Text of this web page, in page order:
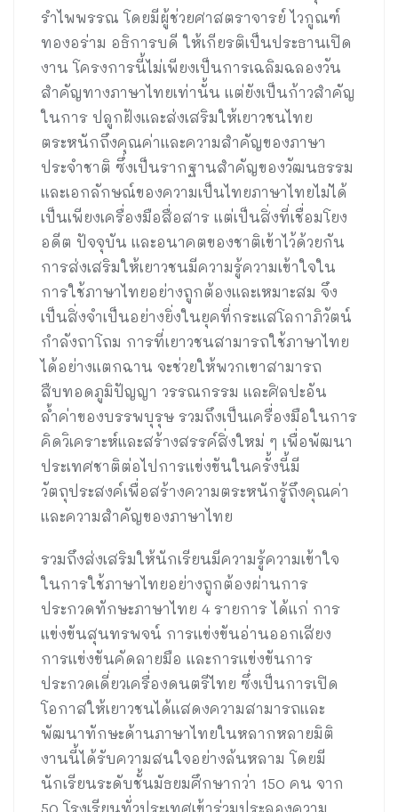
รำไพพรรณ โดยมีผู้ช่วยศาสตราจารย์ ไวกูณฑ์
ทองอร่าม อธิการบดี ให้เกียรติเป็นประธานเปิด
งาน โครงการนี้ไม่เพียงเป็นการเฉลิมฉลองวัน
สำคัญทางภาษาไทยเท่านั้น แต่ยังเป็นก้าวสำคัญ
ในการ ปลูกฝังและส่งเสริมให้เยาวชนไทย
ตระหนักถึงคุณค่าและความสำคัญของภาษา
ประจำชาติ ซึ่งเป็นรากฐานสำคัญของวัฒนธรรม
และเอกลักษณ์ของความเป็นไทยภาษาไทยไม่ได้
เป็นเพียงเครื่องมือสื่อสาร แต่เป็นสิ่งที่เชื่อมโยง
อดีต ปัจจุบัน และอนาคตของชาติเข้าไว้ด้วยกัน
การส่งเสริมให้เยาวชนมีความรู้ความเข้าใจใน
การใช้ภาษาไทยอย่างถูกต้องและเหมาะสม จึง
เป็นสิ่งจำเป็นอย่างยิ่งในยุคที่กระแสโลกาภิวัตน์
กำลังถาโถม การที่เยาวชนสามารถใช้ภาษาไทย
ได้อย่างแตกฉาน จะช่วยให้พวกเขาสามารถ
สืบทอดภูมิปัญญา วรรณกรรม และศิลปะอัน
ล้ำค่าของบรรพบุรุษ รวมถึงเป็นเครื่องมือในการ
คิดวิเคราะห์และสร้างสรรค์สิ่งใหม่ ๆ เพื่อพัฒนา
ประเทศชาติต่อไปการแข่งขันในครั้งนี้มี
วัตถุประสงค์เพื่อสร้างความตระหนักรู้ถึงคุณค่า
และความสำคัญของภาษาไทย
รวมถึงส่งเสริมให้นักเรียนมีความรู้ความเข้าใจ
ในการใช้ภาษาไทยอย่างถูกต้องผ่านการ
ประกวดทักษะภาษาไทย 4 รายการ ได้แก่ การ
แข่งขันสุนทรพจน์ การแข่งขันอ่านออกเสียง
การแข่งขันคัดลายมือ และการแข่งขันการ
ประกวดเดี่ยวเครื่องดนตรีไทย ซึ่งเป็นการเปิด
โอกาสให้เยาวชนได้แสดงความสามารถและ
พัฒนาทักษะด้านภาษาไทยในหลากหลายมิติ
งานนี้ได้รับความสนใจอย่างล้นหลาม โดยมี
นักเรียนระดับชั้นมัธยมศึกษากว่า 150 คน จาก
50 โรงเรียนทั่วประเทศเข้าร่วมประลองความ